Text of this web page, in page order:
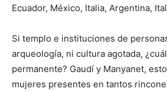
Ecuador, México, Italia, Argentina,
Si templo e instituciones de
arqueología, ni cultura agotada,
permanente? Gaudí y Manyanet,
mujeres presentes en tantos